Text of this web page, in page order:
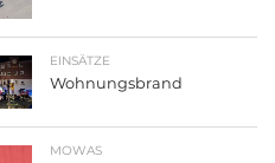
EINSÄTZE
Wohnungsbrand
MOWAS